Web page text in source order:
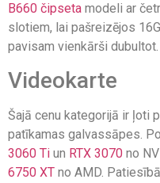
B660 čipseta modeli ar
slotiem, lai pašreizējos
pavisam vienkārši dubultot.
Videokarte
Šajā cenu kategorijā ir ļoti
patīkamas galvassāpes.
3060 Ti un RTX 3070 no
6750 XT no AMD.